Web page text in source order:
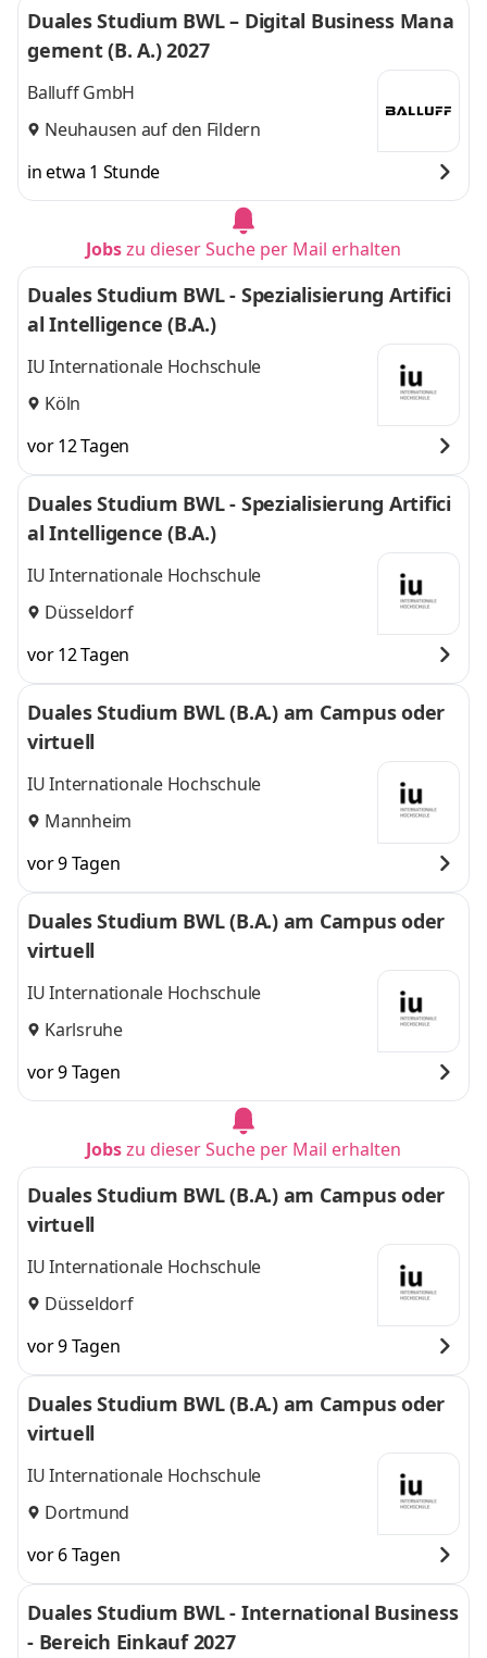
Hanau, Wiesbaden,
Marburg,
Wiesbaden, Marburg
und 6 weitere
Duales Studium BWL – Digital Business Mana
gement (B. A.) 2027
Balluff GmbH
Neuhausen auf den Fildern
in etwa 1 Stunde
Jobszu dieser Suche per Mail erhalten
Duales Studium BWL - Spezialisierung Artifici
al Intelligence (B.A.)
IU Internationale Hochschule
Köln
vor 12 Tagen
Duales Studium BWL - Spezialisierung Artifici
al Intelligence (B.A.)
IU Internationale Hochschule
Düsseldorf
vor 12 Tagen
Duales Studium BWL (B.A.) am Campus oder
virtuell
IU Internationale Hochschule
Mannheim
vor 9 Tagen
Duales Studium BWL (B.A.) am Campus oder
virtuell
IU Internationale Hochschule
Karlsruhe
vor 9 Tagen
Jobszu dieser Suche per Mail erhalten
Duales Studium BWL (B.A.) am Campus oder
virtuell
IU Internationale Hochschule
Düsseldorf
vor 9 Tagen
Duales Studium BWL (B.A.) am Campus oder
virtuell
IU Internationale Hochschule
Dortmund
vor 6 Tagen
Duales Studium BWL - International Business
- Bereich Einkauf 2027